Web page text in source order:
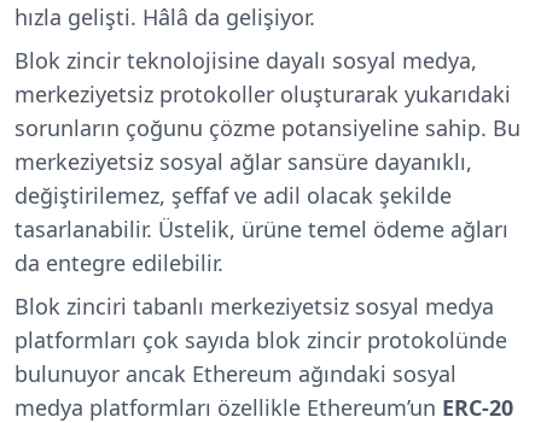
hızla gelişti. Hâlâ da gelişiyor.
Blok zincir teknolojisine dayalı sosyal medya,
merkeziyetsiz protokoller oluşturarak yukarıdaki
sorunların çoğunu çözme potansiyeline sahip. Bu
merkeziyetsiz sosyal ağlar sansüre dayanıklı,
değiştirilemez, şeffaf ve adil olacak şekilde
tasarlanabilir. Üstelik, ürüne temel ödeme ağları
da entegre edilebilir.
Blok zinciri tabanlı merkeziyetsiz sosyal medya
platformları çok sayıda blok zincir protokolünde
bulunuyor ancak Ethereum ağındaki sosyal
medya platformları özellikle Ethereum’un ERC-20